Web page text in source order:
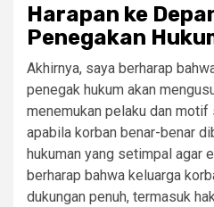
Harapan ke
Penegakan
Akhirnya, saya berharap
penegak hukum akan
menemukan pelaku dan motif
apabila korban benar-benar
hukuman yang setimpal agar
berharap bahwa keluarga
dukungan penuh, termasuk